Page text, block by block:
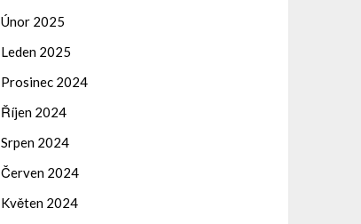
Únor 2025
Leden 2025
Prosinec 2024
Říjen 2024
Srpen 2024
Červen 2024
Květen 2024